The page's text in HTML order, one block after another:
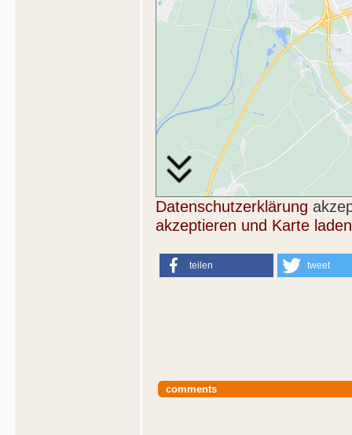
Datenschutzerklärung
akzeptieren und Karte laden
teilen tweet
comments